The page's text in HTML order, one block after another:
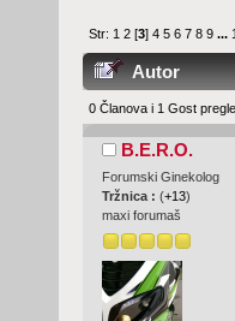
Str: 1 2 [3]4 5 6 7 8 9 ...
Autor
0 Članova i 1 Gost
B.E.R.O.
Forumski Ginekolog
Tržnica : (+13)
maxi forumaš